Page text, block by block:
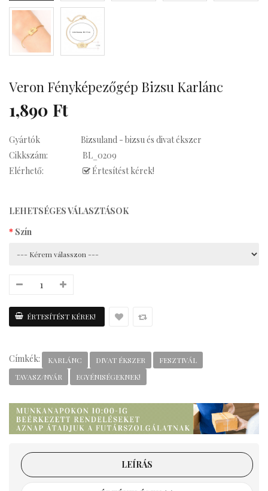
Veron Fényképezőgép Bizsu Karlánc
1,890 Ft
Gyártók
Bizsuland - bizsu és divat ékszer
Cikkszám:
BL_0209
Elérhető:
Értesítést kérek!
LEHETSÉGES VÁLASZTÁSOK
Szín
Címkék: KARLÁNC DIVAT ÉKSZER
FESZTIVÁL
TAVASZ/NYÁR
EGYÉNISÉGEKNEK!
LEÍRÁS